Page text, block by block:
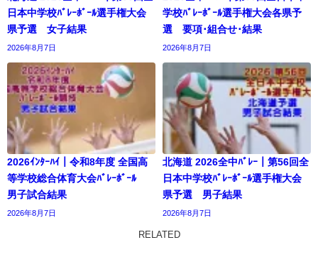
日本中学校ﾊﾞﾚｰﾎﾞｰﾙ選手権大会
県予選 女子結果
2026年8月7日
学校ﾊﾞﾚｰﾎﾞｰﾙ選手権大会各県予
選 要項･組合せ･結果
2026年8月7日
2026ｲﾝﾀｰﾊｲ｜令和8年度 全国高
等学校総合体育大会ﾊﾞﾚｰﾎﾞｰﾙ
男子試合結果
2026年8月7日
北海道 2026全中ﾊﾞﾚｰ｜第56回全
日本中学校ﾊﾞﾚｰﾎﾞｰﾙ選手権大会
県予選 男子結果
2026年8月7日
RELATED